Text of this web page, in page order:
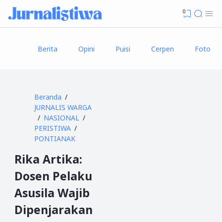
0
Berita Opini Puisi Cerpen Foto
Beranda
JURNALIS WARGA
NASIONAL
PERISTIWA
PONTIANAK
Rika Artika:
Dosen Pelaku
Asusila Wajib
Dipenjarakan